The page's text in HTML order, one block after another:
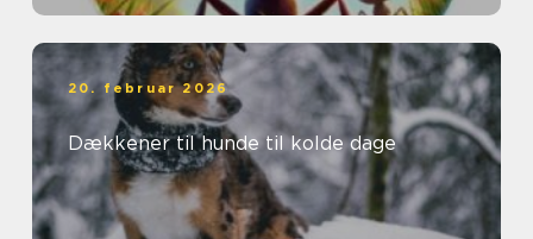
20. februar 2026
Dækkener til hunde til kolde dage